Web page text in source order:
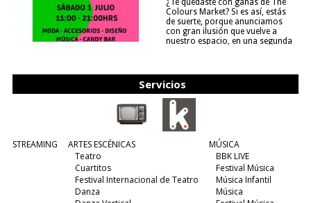
¿Te quedaste con ganas de The
Colours Market? Si es así, estás
de suerte, porque anunciamos
con gran ilusión que vuelve a
nuestro espacio, en una segunda
Servicios
STREAMING
ARTES ESCÉNICAS
Teatro
Cuartitos
Festival Internacional de Teatro
Danza
MÚSICA
BBK LIVE
Festival Música
Música Infantil
Música